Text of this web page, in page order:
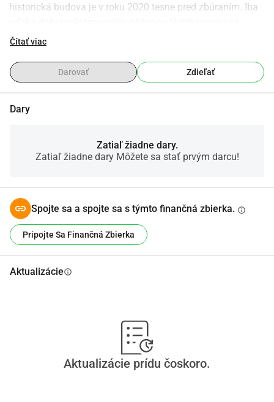
historická budova je v roku 2020 tesne pred zbúraním. Iba
podarilo v spolupráci so správou mesta a obecným
zrekonštruuje budovu a opäť ju naplní životom. Prvým
krokom k zachovaniu hasičskej zbrojnice je založenie novej
budovy a vytvorenie budúceho koncepčného využitia.
Čítať viac
Darovať Zdieľať
Dary
Zatiaľ žiadne dary.
Zatiaľ žiadne dary Môžete sa stať prvým darcu!
Spojte sa a spojte sa s týmto finančná zbierka. info
Pripojte Sa Finančná Zbierka
Aktualizácieinfo
Aktualizácie prídu čoskoro.